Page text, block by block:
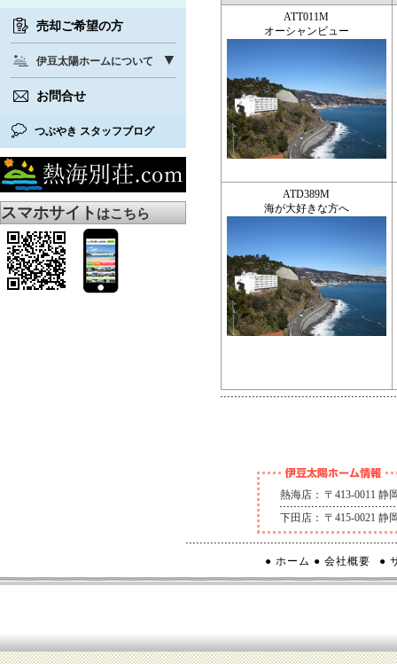
売却ご希望の方
伊豆太陽ホームについて
お問合せ
つぶやき スタッフブログ
スマホサイトはこちら
ATT011M
オーシャンビュー
ATD389M
海が大好きな方へ
熱海店： 〒413-0011 静
下田店： 〒415-0021 静
● ホーム ● 会社概要 ●